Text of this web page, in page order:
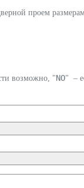
проем
возможно, "NO" –